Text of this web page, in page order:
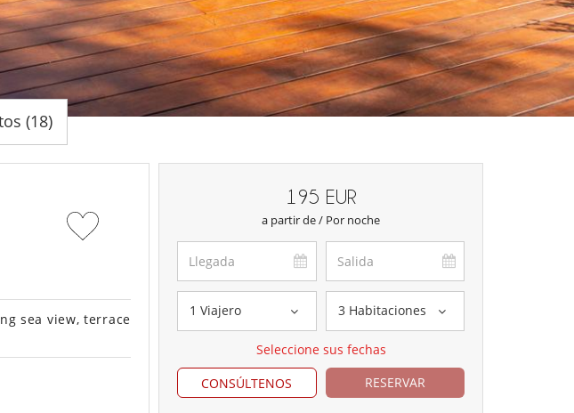
(18)
sea view, terrace
195 EUR
a partir de / Por noche
1 Viajero 3 Habitaciones
Seleccione sus fechas
CONSÚLTENOS
RESERVAR